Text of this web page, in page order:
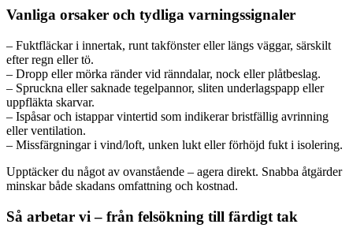
Vanliga orsaker och tydliga varningssignaler
– Fuktfläckar i innertak, runt takfönster eller längs väggar, särskilt
efter regn eller tö.
– Dropp eller mörka ränder vid ränndalar, nock eller plåtbeslag.
– Spruckna eller saknade tegelpannor, sliten underlagspapp eller
uppfläkta skarvar.
– Ispåsar och istappar vintertid som indikerar bristfällig avrinning
eller ventilation.
– Missfärgningar i vind/loft, unken lukt eller förhöjd fukt i isolering.
Upptäcker du något av ovanstående – agera direkt. Snabba åtgärder
minskar både skadans omfattning och kostnad.
Så arbetar vi – från felsökning till färdigt tak